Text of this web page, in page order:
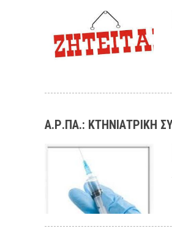
Α.Ρ.ΠΑ.: ΚΤΗΝΙΑΤΡΙΚΗ